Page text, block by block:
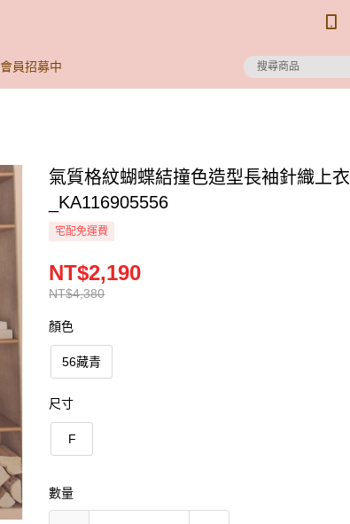
會員招募中
氣質格紋蝴蝶結撞色造型長袖針織上衣
_KA116905556
宅配免運費
NT$4,380
NT$2,190
顏色
56藏青
尺寸
F
數量